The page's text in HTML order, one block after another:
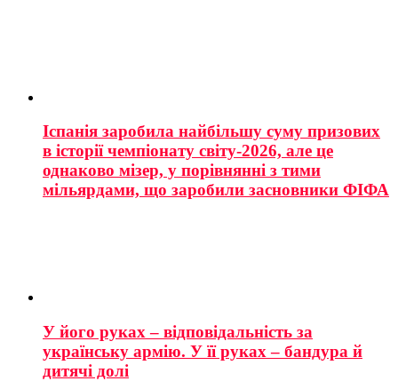
Іспанія заробила найбільшу суму призових
в історії чемпіонату світу-2026, але це
однаково мізер, у порівнянні з тими
мільярдами, що заробили засновники ФІФА
У його руках – відповідальність за
українську армію. У її руках – бандура й
дитячі долі